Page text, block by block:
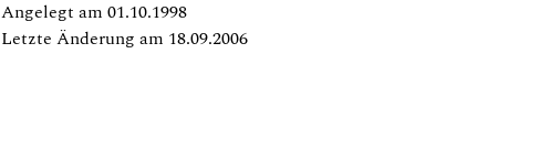
Angelegt am 01.10.1998
Letzte Änderung am 18.09.2006